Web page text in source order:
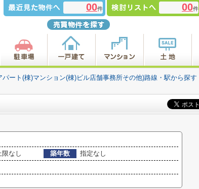
00件 00件
ート(棟)マンション(棟)ビル店舗事務所その他)路線・駅から探す
なし 築年数
指定なし